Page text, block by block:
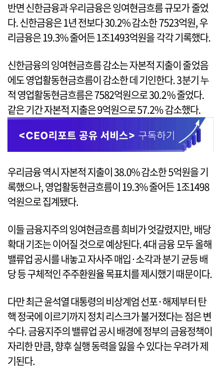
반면 신한금융과 우리금융은 잉여현금흐름 규모가 줄었
다. 신한금융은 1년 전보다 30.2% 감소한 7523억원, 우
리금융은 19.3% 줄어든 1조1493억원을 각각 기록했다.
신한금융의 잉여현금흐름 감소는 자본적 지출이 줄었음
에도 영업활동현금흐름이 감소한 데 기인한다. 3분기 누
적 영업활동현금흐름은 7582억원으로 30.2% 줄었다.
같은 기간 자본적 지출은 9억원으로 57.2% 감소했다.
우리금융 역시 자본적 지출이 38.0% 감소한 5억원을 기
록했으나, 영업활동현금흐름이 19.3% 줄어든 1조1498
억원으로 집계됐다.
이들 금융지주의 잉여현금흐름 희비가 엇갈렸지만, 배당
확대 기조는 이어질 것으로 예상된다. 4대 금융 모두 올해
밸류업 공시를 내놓고 자사주 매입·소각과 분기 균등 배
당 등 구체적인 주주환원율 목표치를 제시했기 때문이다.
다만 최근 윤석열 대통령의 비상계엄 선포·해제부터 탄
핵 정국에 이르기까지 정치 리스크가 불거졌다는 점은 변
수다. 금융지주의 밸류업 공시 배경에 정부의 금융정책이
자리한 만큼, 향후 실행 동력을 잃을 수 있다는 우려가 제
기된다.